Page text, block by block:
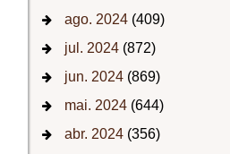
ago. 2024(409)
jul. 2024(872)
jun. 2024(869)
mai. 2024(644)
abr. 2024(356)